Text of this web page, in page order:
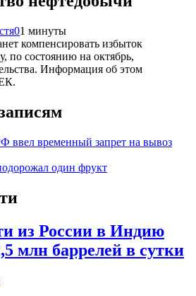
01 минуты
компенсировать избыток
по состоянию на октябрь,
Информация об этом
ввел временный запрет на вывоз
один фрукт
из России в Индию
млн баррелей в сутки